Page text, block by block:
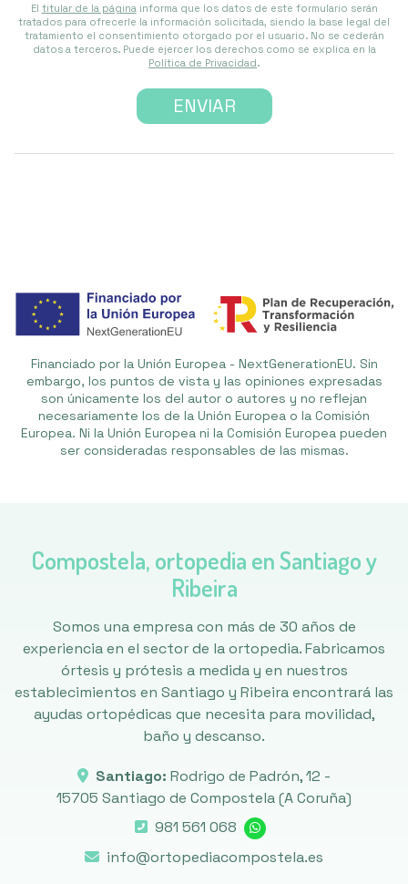
El titular de la página informa que los datos de este formulario serán
tratados para ofrecerle la información solicitada, siendo la base legal del
tratamiento el consentimiento otorgado por el usuario. No se cederán
datos a terceros. Puede ejercer los derechos como se explica en la
Política de Privacidad.
Financiado por la Unión Europea - NextGenerationEU. Sin
embargo, los puntos de vista y las opiniones expresadas
son únicamente los del autor o autores y no reflejan
necesariamente los de la Unión Europea o la Comisión
Europea. Ni la Unión Europea ni la Comisión Europea pueden
ser consideradas responsables de las mismas.
Compostela, ortopedia en Santiago y
Ribeira
Somos una empresa con más de 30 años de
experiencia en el sector de la ortopedia. Fabricamos
órtesis y prótesis a medida y en nuestros
establecimientos en Santiago y Ribeira encontrará las
ayudas ortopédicas que necesita para movilidad,
baño y descanso.
Santiago: Rodrigo de Padrón, 12 -
15705 Santiago de Compostela(A Coruña)
981 561 068
info@ortopediacompostela.es